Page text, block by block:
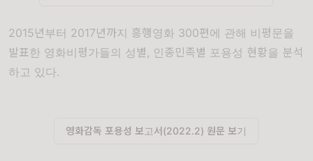
2015년부터 2017년까지 흥행영화 300편에 관해 비평문을
발표한 영화비평가들의 성별 , 인종민족별 포용성 현황을 분석
하고 있다.
영화감독 포용성 보고서(2022.2) 원문 보기